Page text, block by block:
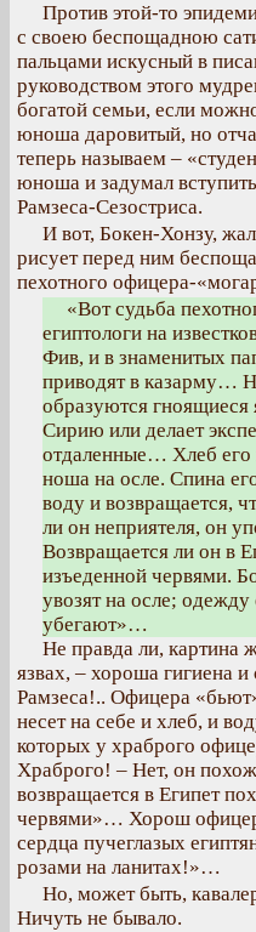
Против этой-то
с своею беспощадною
пальцами искусный в
руководством этого
богатой семьи, если
юноша даровитый, но
теперь называем –
юноша и задумал
Рамзеса-Сезостриса.
И вот, Бокен-Хонзу,
рисует перед ним
пехотного офицера-
«Вот судьба
египтологи на
Фив, и в знаменитых
приводят в казарму…
образуются
Сирию или делает
отдаленные… Хлеб его
ноша на осле. Спина
воду и возвращается,
ли он неприятеля, он
Возвращается ли он в
изъеденной червями.
увозят на осле;
убегают»…
Не правда ли, картина
язвах, – хороша гигиена и
Рамзеса!.. Офицера
несет на себе и хлеб, и
которых у храброго
Храброго! – Нет, он
возвращается в Египет
червями»… Хорош
сердца пучеглазых
розами на ланитах!»…
Но, может быть,
Ничуть не бывало.